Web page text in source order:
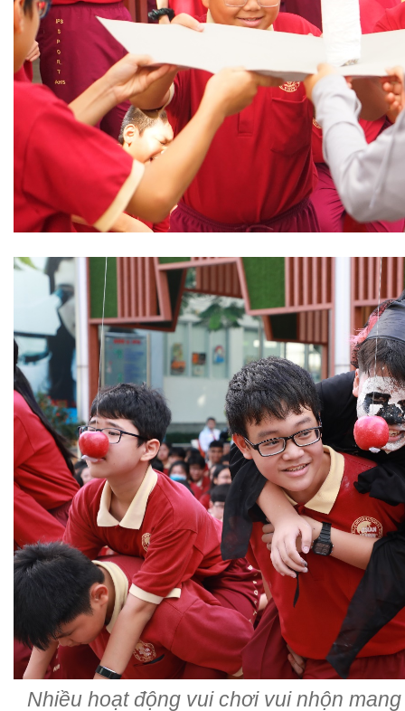
Nhiều hoạt động vui chơi vui nhộn